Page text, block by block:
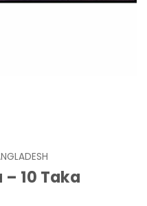
10 Taka